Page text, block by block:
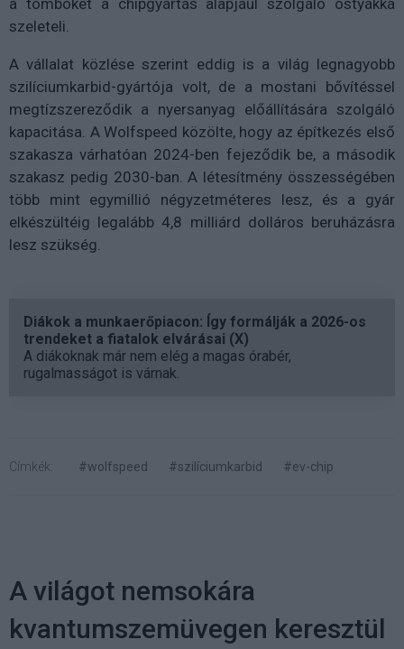
szeleteli.
A vállalat közlése szerint eddig is a világ legnagyobb
szilíciumkarbid-gyártója volt, de a mostani bővítéssel
megtízszereződik a nyersanyag előállítására szolgáló
kapacitása. A Wolfspeed közölte, hogy az építkezés első
szakasza várhatóan 2024-ben fejeződik be, a második
szakasz pedig 2030-ban. A létesítmény összességében
több mint egymillió négyzetméteres lesz, és a gyár
elkészültéig legalább 4,8 milliárd dolláros beruházásra
lesz szükség.
Diákok a munkaerőpiacon: Így formálják a 2026-os
trendeket a fiatalok elvárásai (X)
A diákoknak már nem elég a magas órabér,
rugalmasságot is várnak.
Címkék: #wolfspeed #szilíciumkarbid #ev-chip
A világot nemsokára
kvantumszemüvegen keresztül